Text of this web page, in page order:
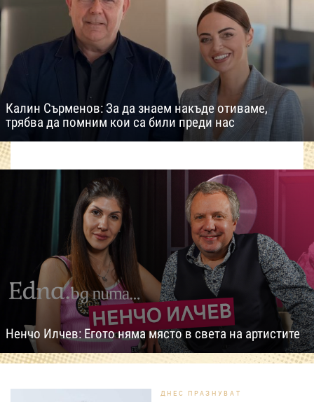
Калин Сърменов: За да знаем накъде отиваме,
трябва да помним кои са били преди нас
Ненчо Илчев: Егото няма място в света на артистите
ДНЕС ПРАЗНУВАТ